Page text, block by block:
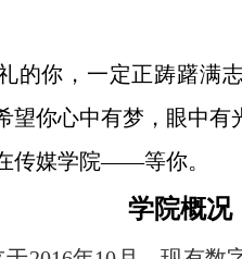
的你，一定正踌躇满
望你心中有梦，眼中
传媒学院——等你。
学院概况